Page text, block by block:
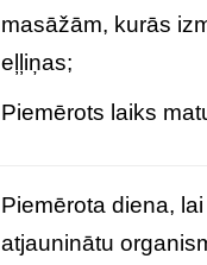
masāžām, kurās
eļļiņas;
Piemērots laiks
Piemērota diena,
atjauninātu